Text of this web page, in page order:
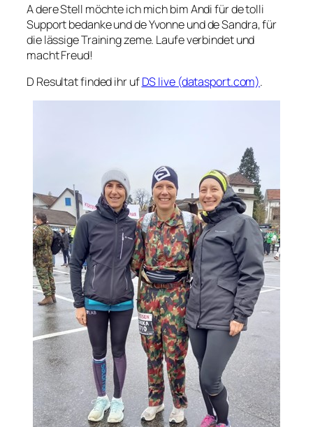
A dere Stell möchte ich mich bim Andi für de tolli
Support bedanke und de Yvonne und de Sandra, für
die lässige Training zeme. Laufe verbindet und
macht Freud!
D Resultat finded ihr ufDS live (datasport.com).